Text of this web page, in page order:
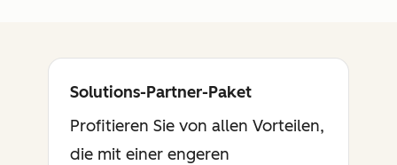
Solutions-Partner-Paket
Profitieren Sie von allen Vorteilen,
die mit einer engeren
Verfügbar